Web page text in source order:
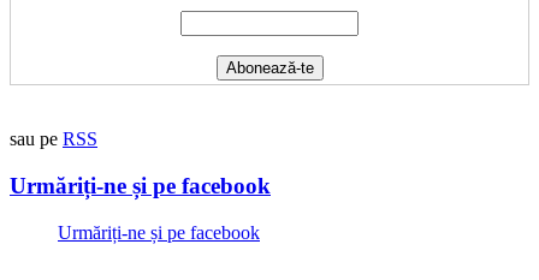
sau pe RSS
Urmăriți-ne și pe facebook
Urmăriți-ne și pe facebook